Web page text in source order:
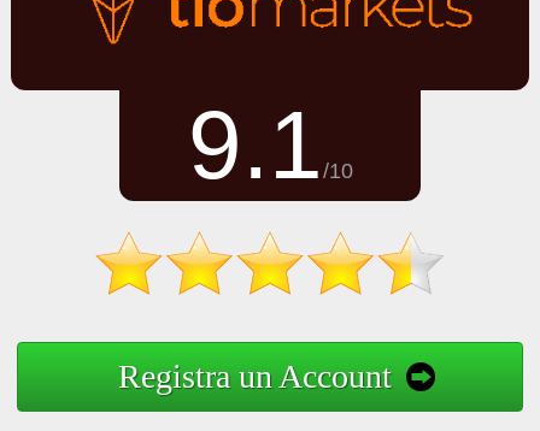
9.1 /10
Registra un Account